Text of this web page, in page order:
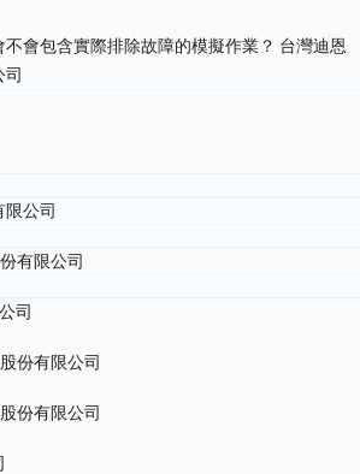
會包含實際排除故障的模擬作業？ 台灣迪恩
司
限公司
有限公司
司
份有限公司
份有限公司